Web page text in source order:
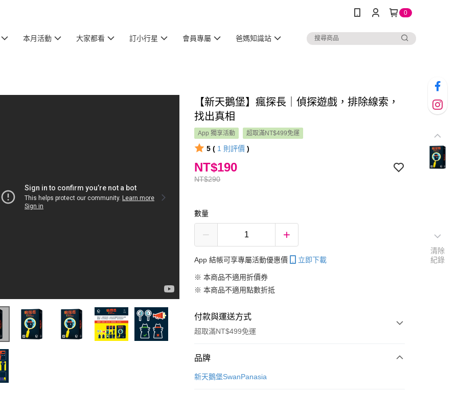
0
本月活動 大家都看 訂小行星 會員專屬 爸媽知識站
【新天鵝堡】瘋探長｜偵探遊戲，排除線索，
找出真相
App 獨享活動 超取滿NT$499免運
5 ( 1 則評價 )
NT$290
NT$190
數量
App 結帳可享專屬活動優惠價 立即下載
※ 本商品不適用折價券
※ 本商品不適用點數折抵
付款與運送方式
超取滿NT$499免運
付款方式
信用卡一次付款
品牌
新天鵝堡SwanPanasia
清除
紀錄